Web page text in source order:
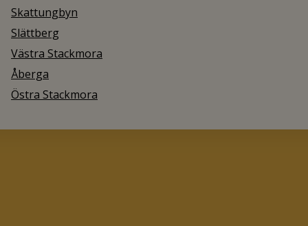
Skattungbyn
Slättberg
Västra Stackmora
Åberga
Östra Stackmora